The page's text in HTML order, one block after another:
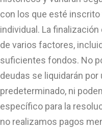
con los que esté
individual. La
de varios factores,
suficientes fondos. No
deudas se liquidarán
predeterminado, ni
específico para la
no realizamos pagos